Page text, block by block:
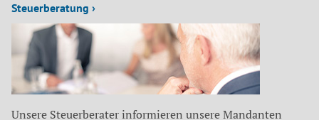
Steuerberatung ›
Unsere Steuerberater informieren unsere Mandanten